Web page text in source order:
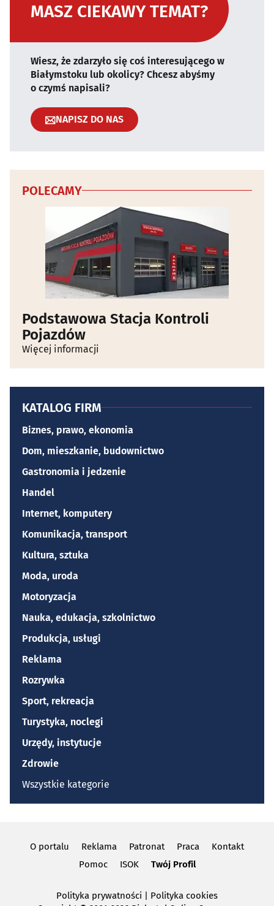
MASZ CIEKAWY TEMAT?
Wiesz, że zdarzyło się coś interesującego w
Białymstoku lub okolicy? Chcesz abyśmy
o czymś napisali?
NAPISZ DO NAS
POLECAMY
Podstawowa Stacja Kontroli
Pojazdów
Więcej informacji
KATALOG FIRM
Biznes, prawo, ekonomia
Dom, mieszkanie, budownictwo
Gastronomia i jedzenie
Handel
Internet, komputery
Komunikacja, transport
Kultura, sztuka
Moda, uroda
Motoryzacja
Nauka, edukacja, szkolnictwo
Produkcja, usługi
Reklama
Rozrywka
Sport, rekreacja
Turystyka, noclegi
Urzędy, instytucje
Zdrowie
Wszystkie kategorie
O portalu Reklama Patronat Praca
Kontakt
Pomoc
ISOK Twój Profil
Polityka prywatności | Polityka cookies